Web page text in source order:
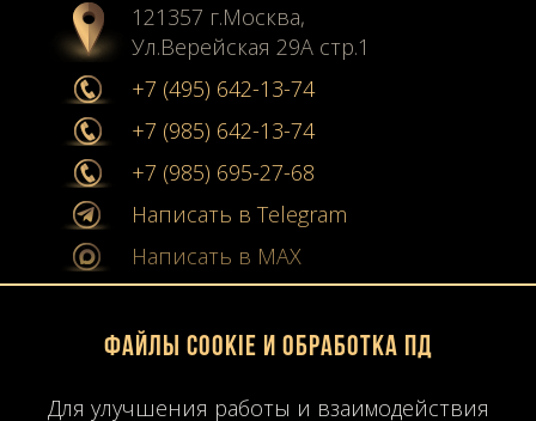
121357 г.Москва,
Ул.Верейская 29А стр.1
+7 (495) 642-13-74
+7 (985) 642-13-74
+7 (985) 695-27-68
Написать в Telegram
Написать в MAX
Мы в социальных сетях:
Файлы Cookie и обработка ПД
Для улучшения работы и взаимодействия